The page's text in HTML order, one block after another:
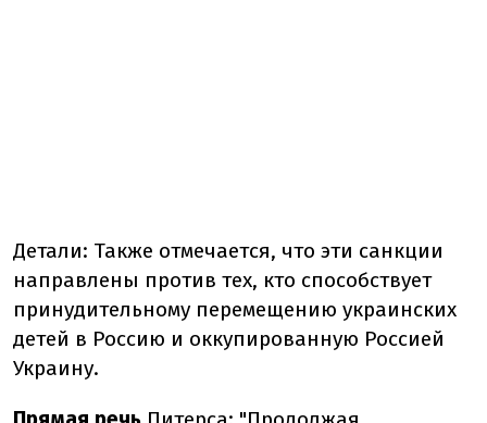
Детали: Также отмечается, что эти санкции
направлены против тех, кто способствует
принудительному перемещению украинских
детей в Россию и оккупированную Россией
Украину.